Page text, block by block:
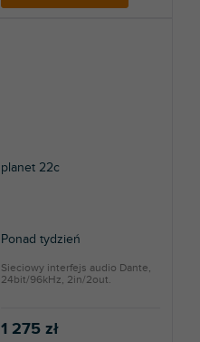
planet 22c
Ponad tydzień
1 275 zł
Sieciowy interfejs audio Dante,
24bit/96kHz, 2in/2out.